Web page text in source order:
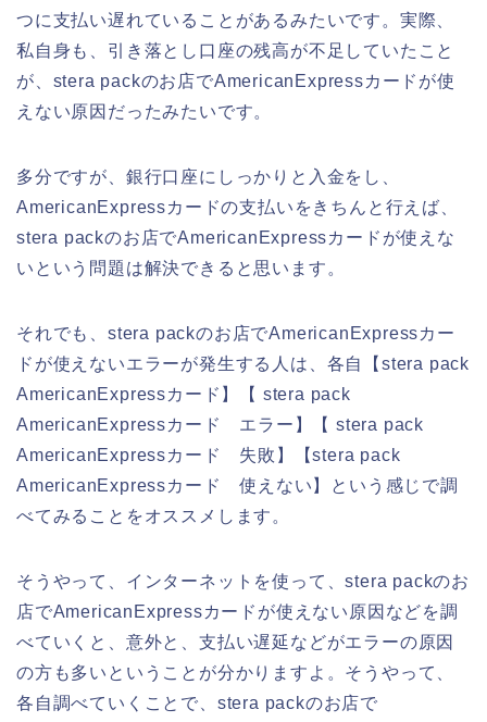
つに支払い遅れていることがあるみたいです。実際、
私自身も、引き落とし口座の残高が不足していたこと
が、stera packのお店でAmericanExpressカードが使
えない原因だったみたいです。
多分ですが、銀行口座にしっかりと入金をし、
AmericanExpressカードの支払いをきちんと行えば、
stera packのお店でAmericanExpressカードが使えな
いという問題は解決できると思います。
それでも、stera packのお店でAmericanExpressカー
ドが使えないエラーが発生する人は、各自【stera pack
AmericanExpressカード】【 stera pack
AmericanExpressカード エラー】【 stera pack
AmericanExpressカード 失敗】【stera pack
AmericanExpressカード 使えない】という感じで調
べてみることをオススメします。
そうやって、インターネットを使って、stera packのお
店でAmericanExpressカードが使えない原因などを調
べていくと、意外と、支払い遅延などがエラーの原因
の方も多いということが分かりますよ。そうやって、
各自調べていくことで、stera packのお店で